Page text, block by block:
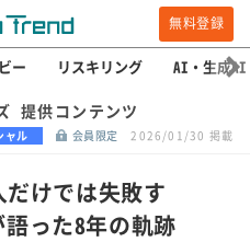
無料登録
ー リスキリング AI・生成AI
提供コンテンツ
ャル 会員限定 2026/01/30 掲載
だけでは失敗す
った8年の軌跡